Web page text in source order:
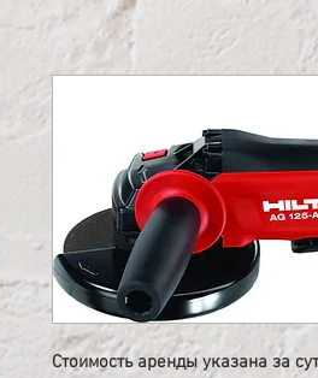
Стоимость аренды указана за